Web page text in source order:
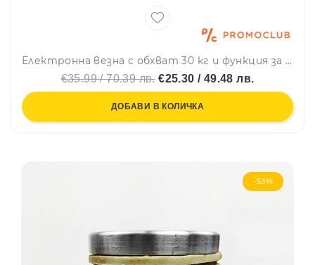
Електронна везна с обхват 30 кг и функция за изчисляване на цената на измерената стока
€35.99 / 70.39 лв.€25.30 / 49.48 лв.
ДОБАВИ В КОЛИЧКА
-53%